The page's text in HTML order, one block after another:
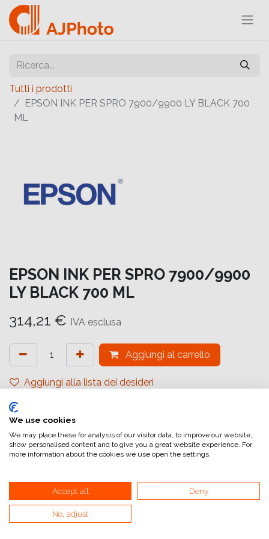
Tutti i prodotti
EPSON INK PER SPRO 7900/9900 LY BLACK 700
ML
EPSON INK PER SPRO 7900/9900
LY BLACK 700 ML
314,21 € IVA esclusa
Aggiungi al carrello
Aggiungi alla lista dei desideri
attualmente non a magazzino
Riferimento interno:C13T636700
Collegamenti utili
We use cookies
We may place these for analysis of our visitor data, to improve our website,
show personalised content and to give you a great website experience. For
more information about the cookies we use open the settings.
Accept all Deny
No, adjust